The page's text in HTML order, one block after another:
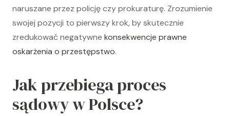
naruszane przez policję czy prokuraturę. Zrozumienie
swojej pozycji to pierwszy krok, by skutecznie
zredukować negatywne konsekwencje prawne
oskarżenia o przestępstwo.
Jak przebiega proces
sądowy w Polsce?